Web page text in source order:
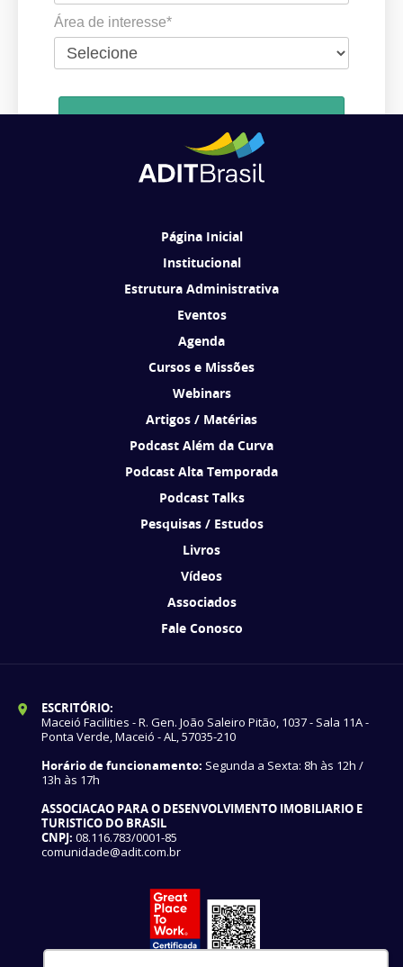
Área de interesse*
Ao se cadastrar, você concorda em receber comunicações da ADIT
Página Inicial
Institucional
Estrutura Administrativa
Eventos
Agenda
Cursos e Missões
Webinars
Artigos / Matérias
Podcast Além da Curva
Podcast Alta Temporada
Podcast Talks
Pesquisas / Estudos
Livros
Vídeos
Associados
Fale Conosco
ESCRITÓRIO:
Maceió Facilities - R. Gen. João Saleiro Pitão, 1037 - Sala 11A -
Ponta Verde, Maceió - AL, 57035-210
Horário de funcionamento: Segunda a Sexta: 8h às 12h /
13h às 17h
ASSOCIACAO PARA O DESENVOLVIMENTO IMOBILIARIO E
TURISTICO DO BRASIL
CNPJ: 08.116.783/0001-85
comunidade@adit.com.br